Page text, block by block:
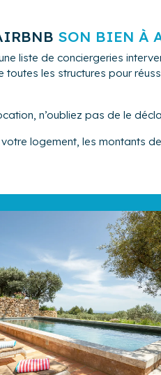
SON BIEN À
liste de conciergeries
toutes les structures pour
n’oubliez pas de le
logement, les montants